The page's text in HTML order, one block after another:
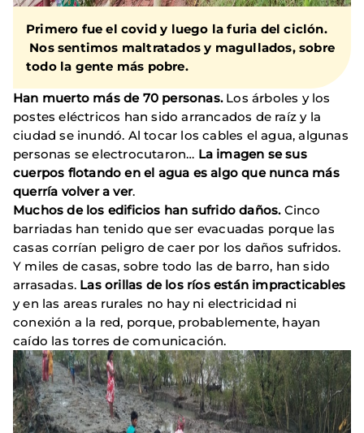
Primero fue el covid y luego la furia del ciclón.
Nos sentimos maltratados y magullados, sobre
todo la gente más pobre.
Han muerto más de 70 personas.Los árboles y los
postes eléctricos han sido arrancados de raíz y la
ciudad se inundó. Al tocar los cables el agua, algunas
personas se electrocutaron… La imagen se sus
cuerpos flotando en el agua es algo que nunca más
querría volver a ver.
Muchos de los edificios han sufrido daños.Cinco
barriadas han tenido que ser evacuadas porque las
casas corrían peligro de caer por los daños sufridos.
Y miles de casas, sobre todo las de barro, han sido
arrasadas. Las orillas de los ríos están impracticables
y en las areas rurales no hay ni electricidad ni
conexión a la red, porque, probablemente, hayan
caído las torres de comunicación.